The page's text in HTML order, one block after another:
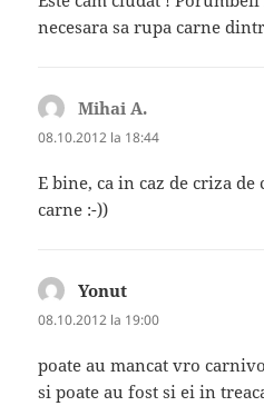
necesara sa rupa carne
Mihai A.
08.10.2012 la 18:44
E bine, ca in caz de criza
carne :-))
Yonut
08.10.2012 la 19:00
poate au mancat vro
si poate au fost si ei in